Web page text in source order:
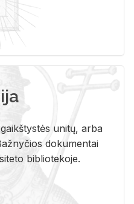
unitų, arba
dokumentai
bibliotekoje.